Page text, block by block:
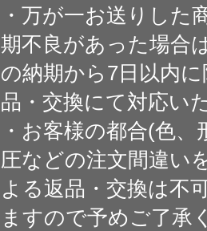
・万が一お送りした
期不良があった場合
の納期から7日以内
品・交換にて対応い
・お客様の都合(色、
圧などの注文間違い
よる返品・交換は不
ますので予めご了承